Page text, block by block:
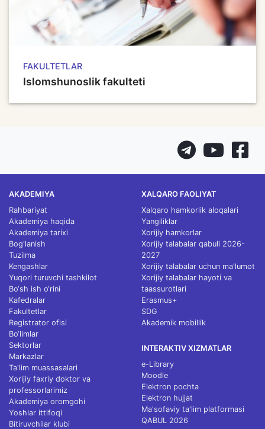
FAKULTETLAR
Islomshunoslik fakulteti
AKADEMIYA
Rahbariyat
Akademiya haqida
Akademiya tarixi
Bog'lanish
Tuzilma
Kengashlar
Yuqori turuvchi tashkilot
Bo‘sh ish o‘rini
Kafedralar
Fakultetlar
Registrator ofisi
Bo‘limlar
Sektorlar
Markazlar
Ta'lim muassasalari
Xorijiy faxriy doktor va
professorlarimiz
Akademiya oromgohi
Yoshlar ittifoqi
Bitiruvchilar klubi
XALQARO FAOLIYAT
Xalqaro hamkorlik aloqalari
Yangiliklar
Xorijiy hamkorlar
Xorijiy talabalar qabuli 2026-
2027
Xorijiy talabalar uchun ma'lumot
Xorijiy talabalar hayoti va
taassurotlari
Erasmus+
SDG
Akademik mobillik
INTERAKTIV XIZMATLAR
e-Library
Moodle
Elektron pochta
Elektron hujjat
Ma'sofaviy ta'lim platformasi
QABUL 2026